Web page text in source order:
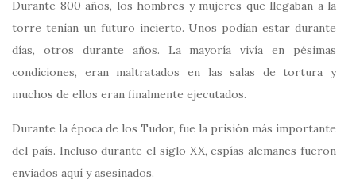
Durante 800 años, los hombres y mujeres que llegaban a la
torre tenían un futuro incierto. Unos podían estar durante
días, otros durante años. La mayoría vivía en pésimas
condiciones, eran maltratados en las salas de tortura y
muchos de ellos eran finalmente ejecutados.
Durante la época de los Tudor, fue la prisión más importante
del país. Incluso durante el siglo XX, espías alemanes fueron
enviados aquí y asesinados.